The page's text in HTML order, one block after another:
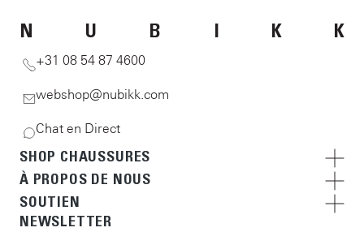
N U B I K K
+31 08 54 87 4600
webshop@nubikk.com
Chat en Direct
SHOP CHAUSSURES
À PROPOS DE NOUS
SOUTIEN
NEWSLETTER